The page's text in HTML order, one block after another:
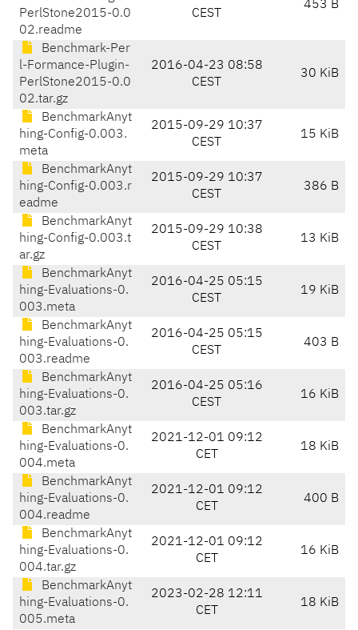
PerlStone2015-0.0
02.readme
CEST
453 B
Benchmark-Per
l-Formance-Plugin-
PerlStone2015-0.0
02.tar.gz
2016-04-23 08:58
CEST
30 KiB
BenchmarkAnyt
hing-Config-0.003.
meta
2015-09-29 10:37
CEST
15 KiB
BenchmarkAnyt
hing-Config-0.003.r
eadme
2015-09-29 10:37
CEST
386 B
BenchmarkAnyt
hing-Config-0.003.t
ar.gz
2015-09-29 10:38
CEST
13 KiB
BenchmarkAnyt
hing-Evaluations-0.
003.meta
2016-04-25 05:15
CEST
19 KiB
BenchmarkAnyt
hing-Evaluations-0.
003.readme
2016-04-25 05:15
CEST
403 B
BenchmarkAnyt
hing-Evaluations-0.
003.tar.gz
2016-04-25 05:16
CEST
16 KiB
BenchmarkAnyt
hing-Evaluations-0.
004.meta
2021-12-01 09:12
CET
18 KiB
BenchmarkAnyt
hing-Evaluations-0.
004.readme
2021-12-01 09:12
CET
400 B
BenchmarkAnyt
hing-Evaluations-0.
004.tar.gz
2021-12-01 09:12
CET
16 KiB
BenchmarkAnyt
hing-Evaluations-0.
005.meta
2023-02-28 12:11
CET
18 KiB